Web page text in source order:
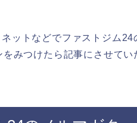
ットなどでファストジム
みつけたら記事にさせてい